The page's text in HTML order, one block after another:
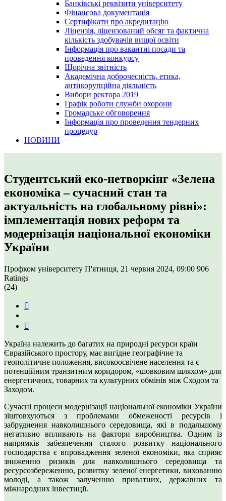
Банківські реквізити університету
Фінансова документація
Сертифікати про акредитацію
Ліцензія, ліцензований обсяг та фактична
кількість здобувачів вищої освіти
Інформація про вакантні посади та
проведення конкурсу
Щорічна звітність
Академічна доброчесність, етика,
антикорупційна діяльність
Вибори ректора 2019
Графік роботи служби охорони
Громадське обговорення
Інформація про проведення тендерних
процедур
НОВИНИ
Студентський еко-нетворкінг «Зелена
економіка – сучасний стан та
актуальність на глобальному рівні»:
імплементація нових реформ та
модернізація національної економіки
України
Профком університету П'ятниця, 21 червня 2024, 09:00 906
Ratings
(24)
Україна належить до багатих на природні ресурси країн
Євразійського простору, має вигідне географічне та
геополітичне положення, високоосвічене населення та є
потенційним транзитним коридором, «шовковим шляхом» для
енергетичних, товарних та культурних обмінів між Сходом та
Заходом.
Сучасні процеси модернізації національної економіки України
зіштовхуються з проблемами обмеженості ресурсів і
забруднення навколишнього середовища, які в подальшому
негативно впливають на фактори виробництва. Одним із
напрямків забезпечення сталого розвитку національного
господарства є впровадження зеленої економіки, яка сприяє
зниженню ризиків для навколишнього середовища та
ресурсозбереженню, розвитку зеленої енергетики, вихованню
молоді, а також залученню приватних, державних та
міжнародних інвестиції.